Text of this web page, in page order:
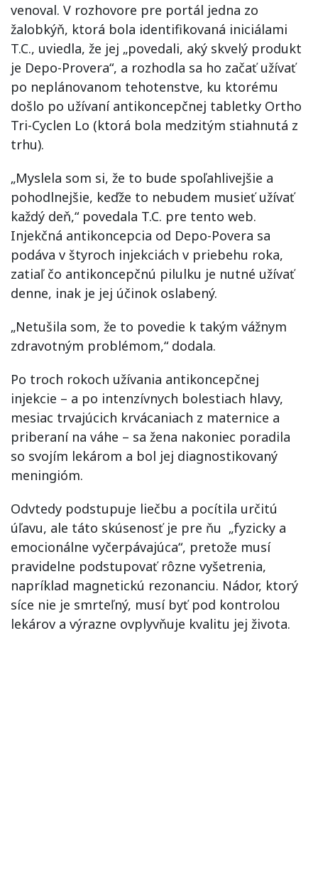
venoval. V rozhovore pre portál jedna zo
žalobkýň, ktorá bola identifikovaná iniciálami
T.C., uviedla, že jej „povedali, aký skvelý produkt
je Depo-Provera“, a rozhodla sa ho začať užívať
po neplánovanom tehotenstve, ku ktorému
došlo po užívaní antikoncepčnej tabletky Ortho
Tri-Cyclen Lo (ktorá bola medzitým stiahnutá z
trhu).
„Myslela som si, že to bude spoľahlivejšie a
pohodlnejšie, keďže to nebudem musieť užívať
každý deň,“ povedala T.C. pre tento web.
Injekčná antikoncepcia od Depo-Povera sa
podáva v štyroch injekciách v priebehu roka,
zatiaľ čo antikoncepčnú pilulku je nutné užívať
denne, inak je jej účinok oslabený.
„Netušila som, že to povedie k takým vážnym
zdravotným problémom,“ dodala.
Po troch rokoch užívania antikoncepčnej
injekcie – a po intenzívnych bolestiach hlavy,
mesiac trvajúcich krvácaniach z maternice a
priberaní na váhe – sa žena nakoniec poradila
so svojím lekárom a bol jej diagnostikovaný
meningióm.
Odvtedy podstupuje liečbu a pocítila určitú
úľavu, ale táto skúsenosť je pre ňu „fyzicky a
emocionálne vyčerpávajúca“, pretože musí
pravidelne podstupovať rôzne vyšetrenia,
napríklad magnetickú rezonanciu. Nádor, ktorý
síce nie je smrteľný, musí byť pod kontrolou
lekárov a výrazne ovplyvňuje kvalitu jej života.